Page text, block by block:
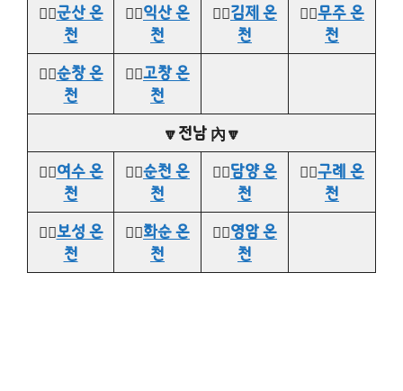
👉🏻군산 온
천
👉🏻익산 온
천
👉🏻김제 온
천
👉🏻무주 온
천
👉🏻순창 온
천
👉🏻고창 온
천
🔽전남 內🔽
👉🏻여수 온
천
👉🏻순천 온
천
👉🏻담양 온
천
👉🏻구례 온
천
👉🏻보성 온
천
👉🏻화순 온
천
👉🏻영암 온
천